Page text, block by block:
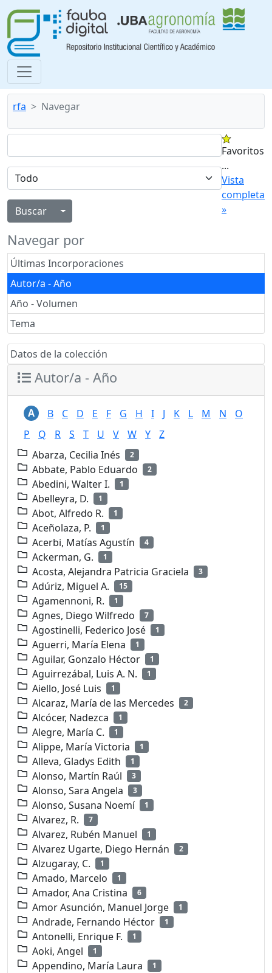
rfa Navegar
Alternar menú desplegable
Favoritos
...
Vista
completa
»
Navegar por
Últimas Incorporaciones
Autor/a - Año
Año - Volumen
Tema
Datos de la colección
Autor/a - Año
A B C D E F G H I J K L M N
O
P
Q R S T U V W Y
Z
Abarza, Cecilia Inés
2
Abbate, Pablo Eduardo 2
Abedini, Walter I. 1
Abelleyra, D. 1
Abot, Alfredo R. 1
Aceñolaza, P. 1
Acerbi, Matías Agustín 4
Ackerman, G. 1
Acosta, Alejandra Patricia Graciela 3
Adúriz, Miguel A. 15
Agamennoni, R. 1
Agnes, Diego Wilfredo 7
Agostinelli, Federico José 1
Aguerri, María Elena 1
Aguilar, Gonzalo Héctor 1
Aguirrezábal, Luis A. N. 1
Aiello, José Luis 1
Alcaraz, María de las Mercedes 2
Alcócer, Nadezca 1
Alegre, María C. 1
Alippe, María Victoria 1
Alleva, Gladys Edith 1
Alonso, Martín Raúl 3
Alonso, Sara Angela 3
Alonso, Susana Noemí 1
Alvarez, R. 7
Alvarez, Rubén Manuel 1
Alvarez Ugarte, Diego Hernán 2
Alzugaray, C. 1
Amado, Marcelo 1
Amador, Ana Cristina 6
Amor Asunción, Manuel Jorge 1
Andrade, Fernando Héctor 1
Antonelli, Enrique F. 1
Aoki, Angel 1
Appendino, María Laura 1